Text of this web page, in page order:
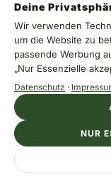
wenn die
zweiter
als langes
Was viele beim
Die
Anzeige
VILLA DEL PALMAR
Traumurlaub in
Deine
Wir verwenden
um die Website zu
passende Werbung
„Nur Essenzielle
Datenschutz ·
NUR